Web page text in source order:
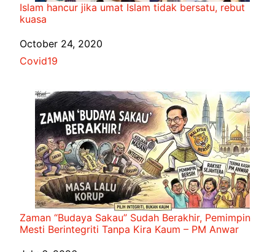
Islam hancur jika umat Islam tidak bersatu, rebut
kuasa
Date
October 24, 2020
In relation to
Covid19
Zaman “Budaya Sakau” Sudah Berakhir, Pemimpin
Mesti Berintegriti Tanpa Kira Kaum – PM Anwar